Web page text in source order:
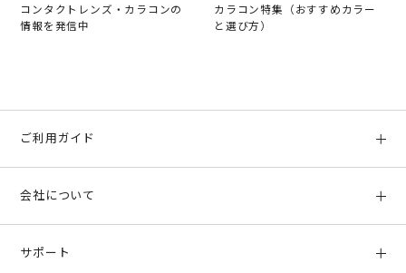
コンタクトレンズ・カラコンの
情報を発信中
カラコン特集（おすすめカラー
と選び方）
ご利用ガイド
お支払い方法、配送について
会社について
サポート